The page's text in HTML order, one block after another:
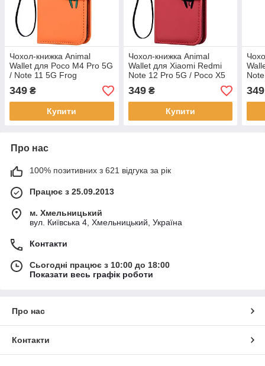
Чохол-книжка Animal
Wallet для Poco M4 Pro 5G
/ Note 11 5G Frog
349 ₴
Купити
Чохол-книжка Animal
Wallet для Xiaomi Redmi
Note 12 Pro 5G / Poco X5
Pro 5G Cat
349₴
Купити
349
Про нас
100% позитивних з 621 відгука за рік
Працює з 25.09.2013
м. Хмельницький
вул. Київська 4, Хмельницький, Україна
Контакти
Сьогодні працює з 10:00 до 18:00
Показати весь графік роботи
Про нас
Контакти